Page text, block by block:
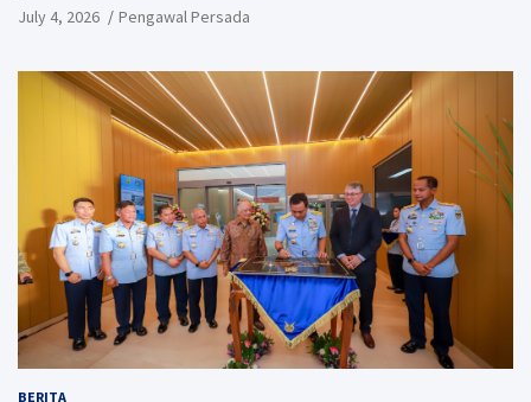
July 4, 2026 Pengawal Persada
BERITA